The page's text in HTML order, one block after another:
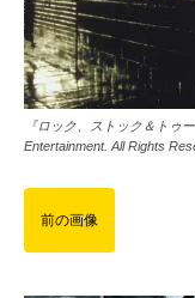
『ロック、ストック＆トゥ
Entertainment. All Rights
前の画像